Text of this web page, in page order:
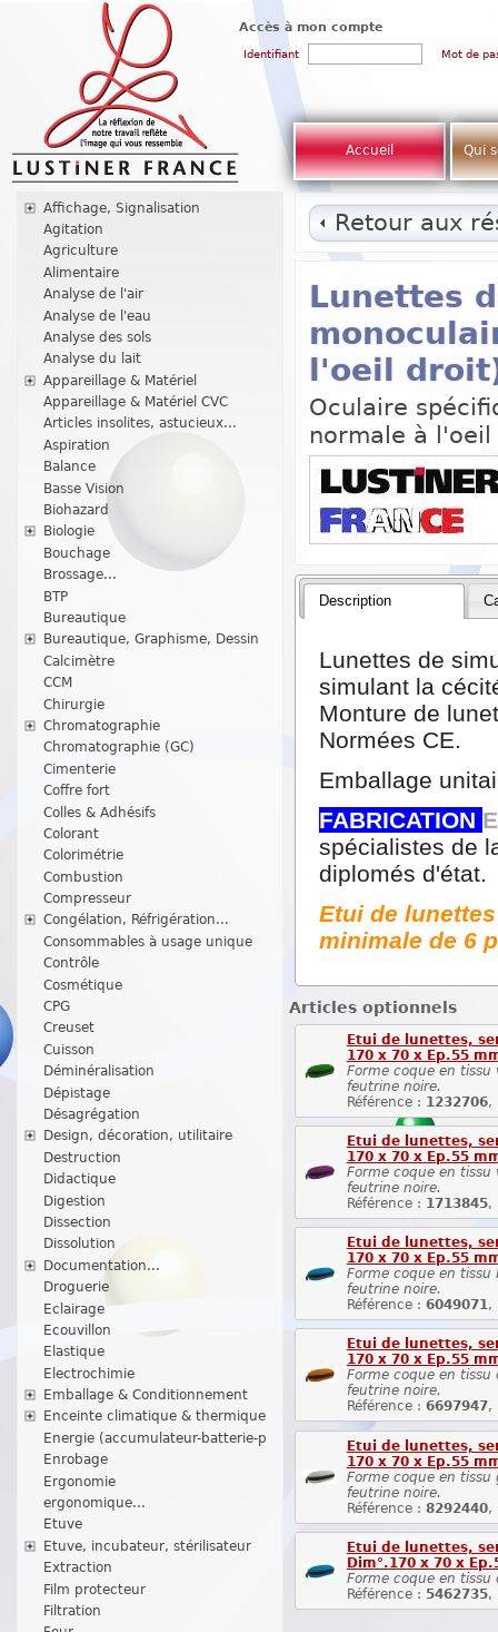
Accès à mon compte
Identifiant Mot de
Accueil Qui
Affichage, Signalisation
Agitation
Agriculture
Alimentaire
Analyse de l'air
Analyse de l'eau
Analyse des sols
Analyse du lait
Appareillage & Matériel
Appareillage & Matériel CVC
Articles insolites, astucieux...
Aspiration
Balance
Basse Vision
Biohazard
Biologie
Bouchage
Brossage...
BTP
Bureautique
Bureautique, Graphisme, Dessin
Calcimètre
CCM
Chirurgie
Chromatographie
Chromatographie (GC)
Cimenterie
Coffre fort
Colles & Adhésifs
Colorant
Colorimétrie
Combustion
Compresseur
Congélation, Réfrigération...
Consommables à usage unique
Contrôle
Cosmétique
CPG
Creuset
Cuisson
Déminéralisation
Dépistage
Désagrégation
Design, décoration, utilitaire
Destruction
Didactique
Digestion
Dissection
Dissolution
Documentation...
Droguerie
Eclairage
Ecouvillon
Elastique
Electrochimie
Emballage & Conditionnement
Enceinte climatique & thermique
Energie (accumulateur-batterie-p
Enrobage
Ergonomie
ergonomique...
Etuve
Etuve, incubateur, stérilisateur
Extraction
Film protecteur
Filtration
Retour aux
Lunettes
l'oeil
Oculaire
normale à l'oeil
Description
Lunettes de
simulant la
Monture de
Normées CE.
Emballage
FABRICATION
spécialistes de
diplomés d'état.
Etui de
minimale de 6
Articles optionnels
Etui de lunettes,
170 x 70 x Ep.55
Forme coque en
feutrine noire.
Référence : 1232706,
Etui de lunettes,
170 x 70 x Ep.55
Forme coque en
feutrine noire.
Référence : 1713845,
Etui de lunettes,
170 x 70 x Ep.55
Forme coque en
feutrine noire.
Référence : 6049071,
Etui de lunettes,
170 x 70 x Ep.55
Forme coque en tissu
feutrine noire.
Référence : 6697947,
Etui de lunettes,
170 x 70 x Ep.55
Forme coque en tissu
feutrine noire.
Référence : 8292440,
Etui de lunettes,
Dim°.170 x 70 x
Forme coque en
Référence : 5462735,